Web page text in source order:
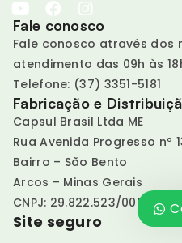
Fale conosco
Fale conosco através dos
atendimento das 09h às
Telefone: (37) 3351-5181
Fabricação e
Capsul Brasil Ltda ME
Rua Avenida Progresso nº
Bairro – São Bento
Arcos – Minas Gerais
CNPJ: 29.822.523/0001-03
Site seguro